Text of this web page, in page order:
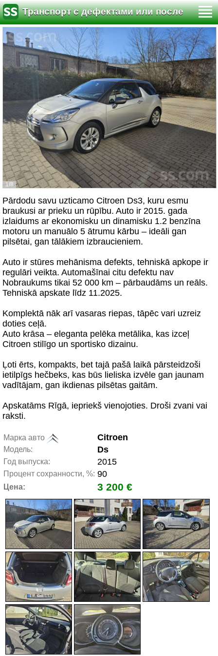
Транспорт с дефектами или после
аварии
1/8
Pārdodu savu uzticamo Citroen Ds3, kuru esmu
braukusi ar prieku un rūpību. Auto ir 2015. gada
izlaidums ar ekonomisku un dinamisku 1.2 benzīna
motoru un manuālo 5 ātrumu kārbu – ideāli gan
pilsētai, gan tālākiem izbraucieniem.
Auto ir stūres mehānisma defekts, tehniskā apkope ir
regulāri veikta. Automašīnai citu defektu nav
Nobraukums tikai 52 000 km – pārbaudāms un reāls.
Tehniskā apskate līdz 11.2025.
Komplektā nāk arī vasaras riepas, tāpēc vari uzreiz
doties ceļā.
Auto krāsa – eleganta pelēka metālika, kas izceļ
Citroen stilīgo un sportisko dizainu.
Ļoti ērts, kompakts, bet tajā pašā laikā pārsteidzoši
ietilpīgs hečbeks, kas būs lieliska izvēle gan jaunam
vadītājam, gan ikdienas pilsētas gaitām.
Apskatāms Rīgā, iepriekš vienojoties. Droši zvani vai
raksti.
Марка авто Citroen
Модель: Ds
Год выпуска: 2015
Процент сохранности, %: 90
Цена: 3 200 €